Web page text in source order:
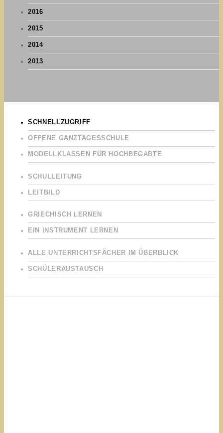
2016
2015
2014
2013
SCHNELLZUGRIFF
OFFENE GANZTAGESSCHULE
MODELLKLASSEN FÜR HOCHBEGABTE
SCHULLEITUNG
LEITBILD
GRIECHISCH LERNEN
EIN INSTRUMENT LERNEN
ALLE UNTERRICHTSFÄCHER IM ÜBERBLICK
SCHÜLERAUSTAUSCH